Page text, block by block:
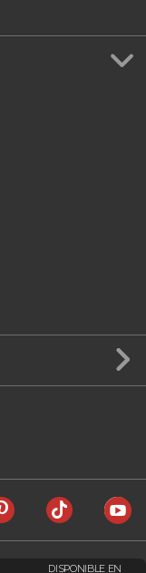
DISPONIBLE EN